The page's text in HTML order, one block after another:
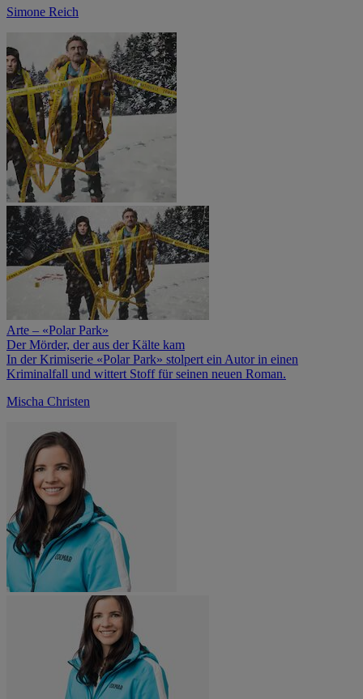
Simone Reich
Arte – «Polar Park»
Der Mörder, der aus der Kälte kam
In der Krimiserie «Polar Park» stolpert ein Autor in einen
Kriminalfall und wittert Stoff für seinen neuen Roman.
Mischa Christen